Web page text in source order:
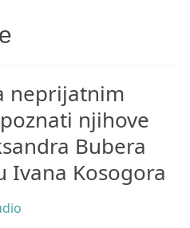
neprijatnim
njihove
Bubera
Ivana Kosogora